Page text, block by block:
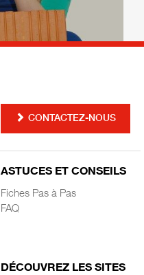
CONTACTEZ-NOUS
ASTUCES ET CONSEILS
Fiches Pas à Pas
FAQ
DÉCOUVREZ LES SITES